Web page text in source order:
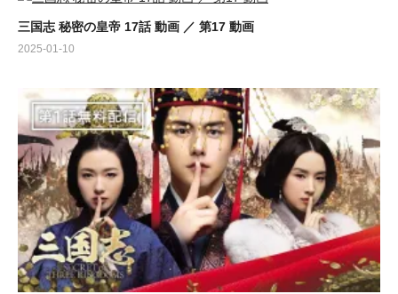
三国志 秘密の皇帝 17話 動画 ／ 第17 動画
2025-01-10